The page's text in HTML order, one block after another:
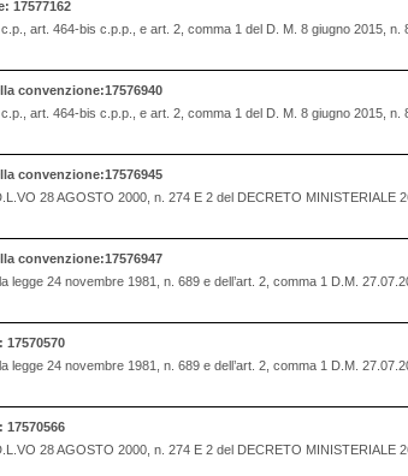
17577162
art. 464-bis c.p.p., e art. 2, comma 1 del D. M. 8 giugno 2015, n.
convenzione:17576940
art. 464-bis c.p.p., e art. 2, comma 1 del D. M. 8 giugno 2015, n.
convenzione:17576945
28 AGOSTO 2000, n. 274 E 2 del DECRETO MINISTERIALE
convenzione:17576947
legge 24 novembre 1981, n. 689 e dell’art. 2, comma 1 D.M.
legge 24 novembre 1981, n. 689 e dell’art. 2, comma 1 D.M.
28 AGOSTO 2000, n. 274 E 2 del DECRETO MINISTERIALE